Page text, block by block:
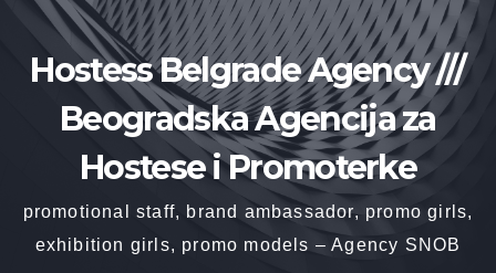
contentHostess Belgrade Agency ///
Beogradska Agencija za
Hostese i Promoterke
promotional staff, brand ambassador, promo girls,
exhibition girls, promo models – Agency SNOB